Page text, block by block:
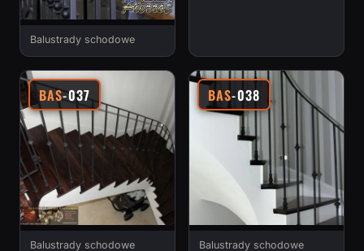
Balustrady schodowe
BAS-037
Balustrady schodowe
BAS-038
Balustrady schodowe